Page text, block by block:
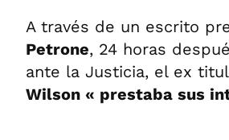
A través de un escrito
Petrone, 24 horas
ante la Justicia, el ex
Wilson « prestaba sus